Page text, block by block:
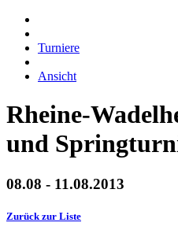
Turniere
Ansicht
Rheine-
und
08.08 - 11.08.2013
Zurück zur Liste